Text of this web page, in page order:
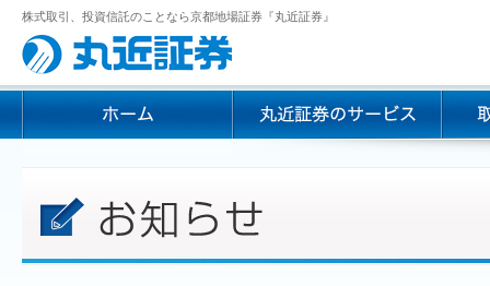
株式取引、投資信託のことなら京都地場証券『丸近証券』